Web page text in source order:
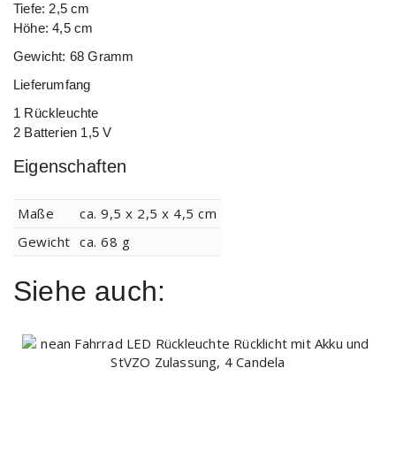
Tiefe: 2,5 cm
Höhe: 4,5 cm
Gewicht: 68 Gramm
Lieferumfang
1 Rückleuchte
2 Batterien 1,5 V
Eigenschaften
Maße ca. 9,5 x 2,5 x 4,5 cm
Gewicht ca. 68 g
Siehe auch: